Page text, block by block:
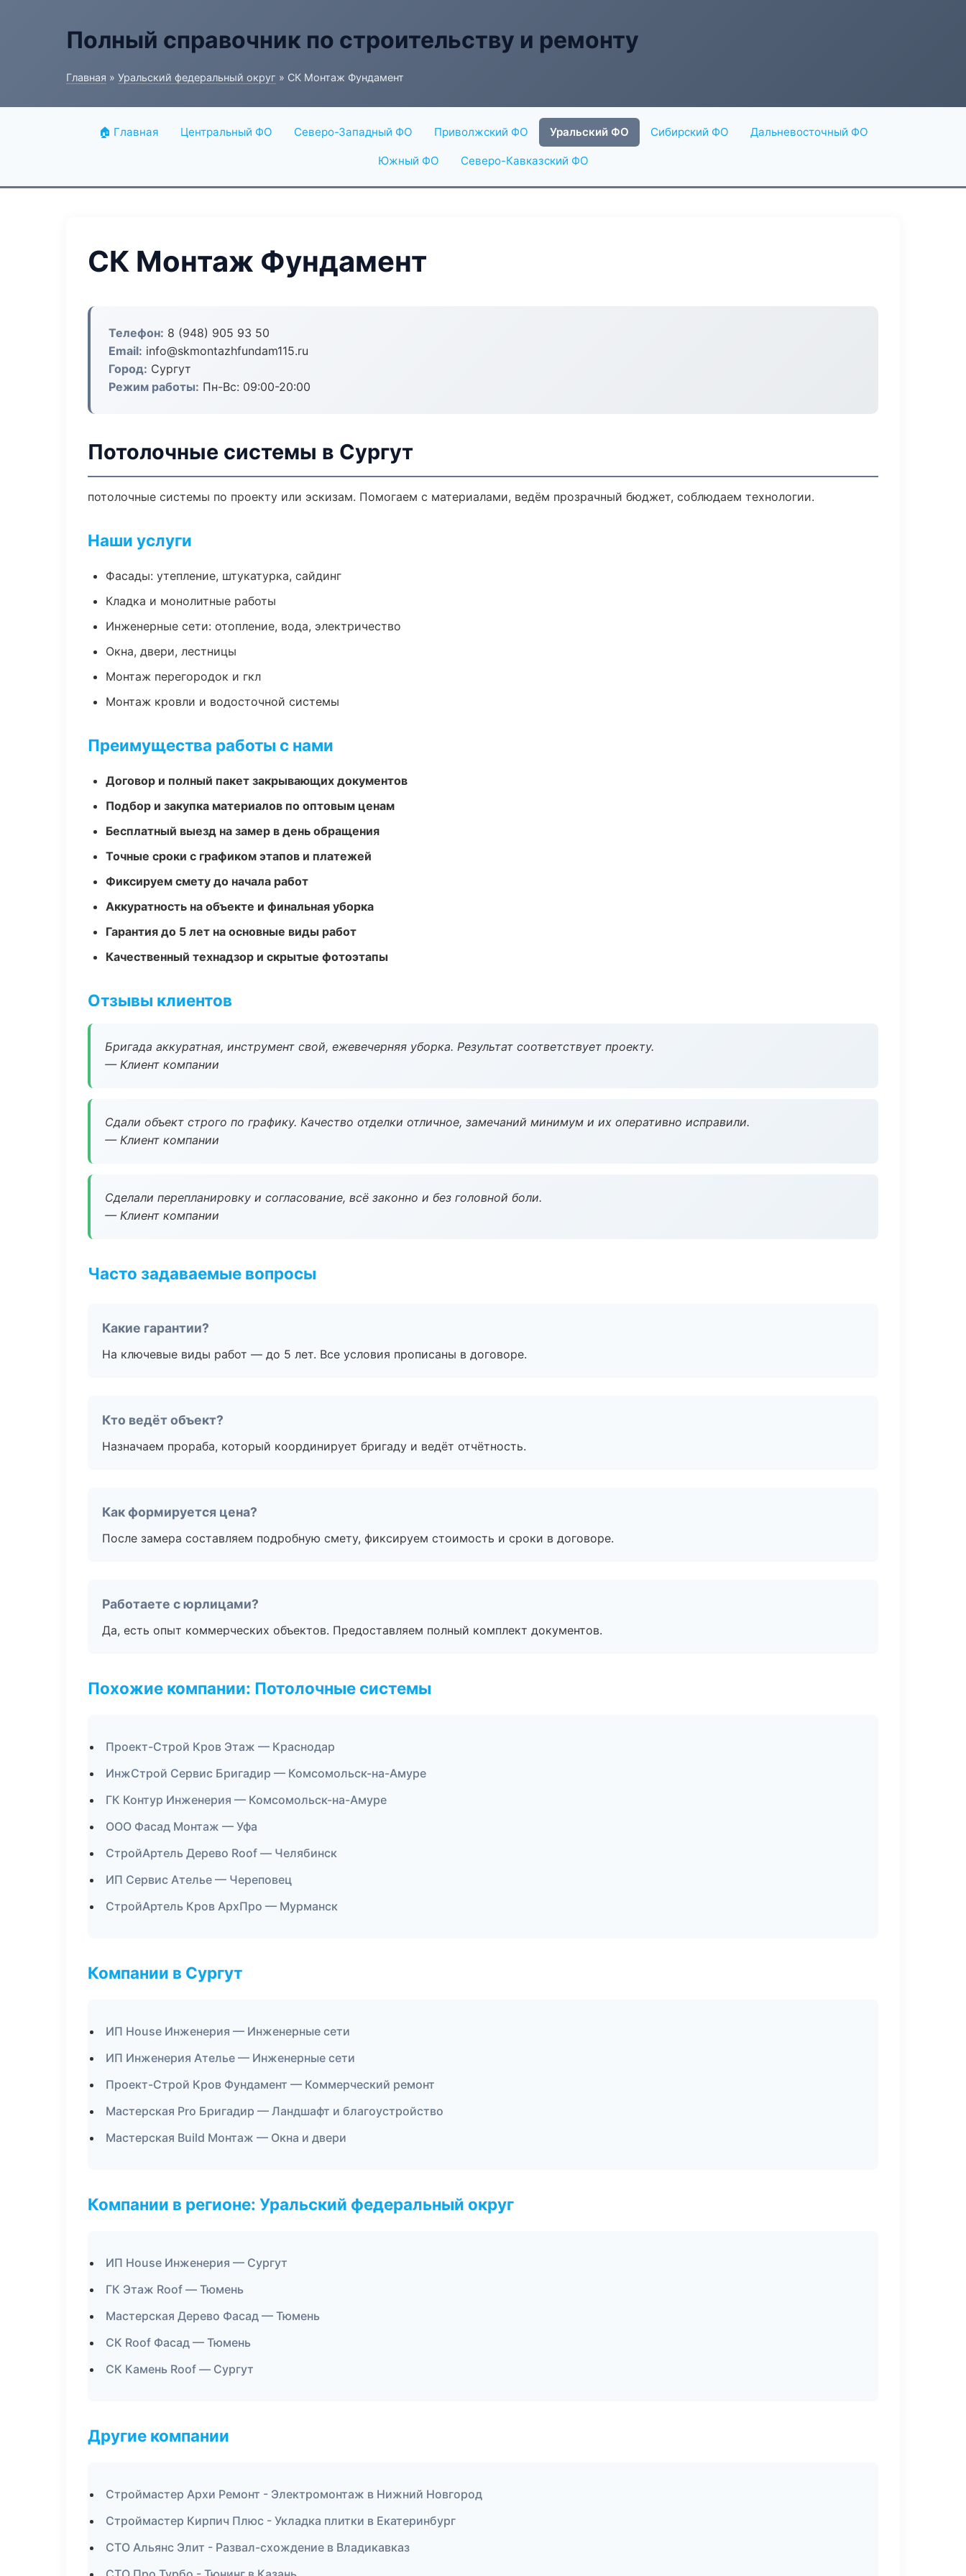
Полный справочник по строительству и ремонту
Главная » Уральский федеральный округ » СК Монтаж Фундамент
🏠 Главная Центральный ФО Северо-Западный ФО Приволжский ФО Уральский ФО Сибирский ФО Дальневосточный ФО
Южный ФО Северо-Кавказский ФО
СК Монтаж Фундамент
Телефон: 8 (948) 905 93 50
Email: info@skmontazhfundam115.ru
Город: Сургут
Режим работы: Пн-Вс: 09:00-20:00
Потолочные системы в Сургут
потолочные системы по проекту или эскизам. Помогаем с материалами, ведём прозрачный бюджет, соблюдаем технологии.
Наши услуги
Фасады: утепление, штукатурка, сайдинг
Кладка и монолитные работы
Инженерные сети: отопление, вода, электричество
Окна, двери, лестницы
Монтаж перегородок и гкл
Монтаж кровли и водосточной системы
Преимущества работы с нами
Договор и полный пакет закрывающих документов
Подбор и закупка материалов по оптовым ценам
Бесплатный выезд на замер в день обращения
Точные сроки с графиком этапов и платежей
Фиксируем смету до начала работ
Аккуратность на объекте и финальная уборка
Гарантия до 5 лет на основные виды работ
Качественный технадзор и скрытые фотоэтапы
Отзывы клиентов
Бригада аккуратная, инструмент свой, ежевечерняя уборка. Результат соответствует проекту.
— Клиент компании
Сдали объект строго по графику. Качество отделки отличное, замечаний минимум и их оперативно исправили.
— Клиент компании
Сделали перепланировку и согласование, всё законно и без головной боли.
— Клиент компании
Часто задаваемые вопросы
Какие гарантии?
На ключевые виды работ — до 5 лет. Все условия прописаны в договоре.
Кто ведёт объект?
Назначаем прораба, который координирует бригаду и ведёт отчётность.
Как формируется цена?
После замера составляем подробную смету, фиксируем стоимость и сроки в договоре.
Работаете с юрлицами?
Да, есть опыт коммерческих объектов. Предоставляем полный комплект документов.
Похожие компании: Потолочные системы
Проект-Строй Кров Этаж — Краснодар
ИнжСтрой Сервис Бригадир — Комсомольск-на-Амуре
ГК Контур Инженерия — Комсомольск-на-Амуре
ООО Фасад Монтаж — Уфа
СтройАртель Дерево Roof — Челябинск
ИП Сервис Ателье — Череповец
СтройАртель Кров АрхПро — Мурманск
Компании в Сургут
ИП House Инженерия — Инженерные сети
ИП Инженерия Ателье — Инженерные сети
Проект-Строй Кров Фундамент — Коммерческий ремонт
Мастерская Pro Бригадир — Ландшафт и благоустройство
Мастерская Build Монтаж — Окна и двери
Компании в регионе: Уральский федеральный округ
ИП House Инженерия — Сургут
ГК Этаж Roof — Тюмень
Мастерская Дерево Фасад — Тюмень
СК Roof Фасад — Тюмень
СК Камень Roof — Сургут
Другие компании
Строймастер Архи Ремонт - Электромонтаж в Нижний Новгород
Строймастер Кирпич Плюс - Укладка плитки в Екатеринбург
СТО Альянс Элит - Развал-схождение в Владикавказ